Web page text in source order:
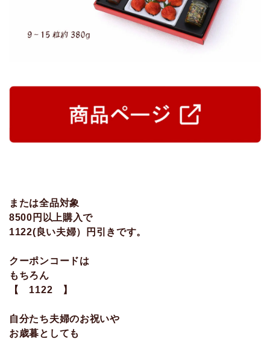
または全品対象
8500円以上購入で
1122(良い夫婦）円引きです。
クーポンコードは
もちろん
【 1122 】
自分たち夫婦のお祝いや
お歳暮としても